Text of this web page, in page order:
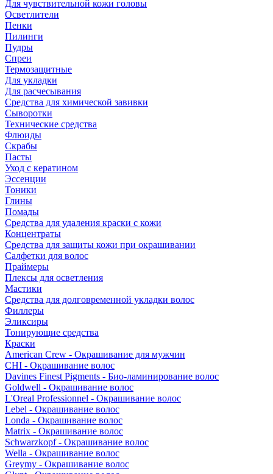
Для чувствительной кожи головы
Осветлители
Пенки
Пилинги
Пудры
Спреи
Термозащитные
Для укладки
Для расчесывания
Средства для химической завивки
Сыворотки
Технические средства
Флюиды
Скрабы
Пасты
Уход с кератином
Эссенции
Тоники
Глины
Помады
Средства для удаления краски с кожи
Концентраты
Средства для защиты кожи при окрашивании
Салфетки для волос
Праймеры
Плексы для осветления
Мастики
Средства для долговременной укладки волос
Филлеры
Эликсиры
Тонирующие средства
Краски
American Crew - Окрашивание для мужчин
CHI - Окрашивание волос
Davines Finest Pigments - Био-ламинирование волос
Goldwell - Окрашивание волос
L'Oreal Professionnel - Окрашивание волос
Lebel - Окрашивание волос
Londa - Окрашивание волос
Matrix - Окрашивание волос
Schwarzkopf - Окрашивание волос
Wella - Окрашивание волос
Greymy - Окрашивание волос